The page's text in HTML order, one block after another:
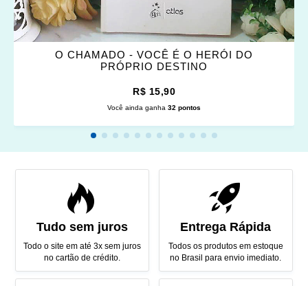
O CHAMADO - VOCÊ É O HERÓI DO
PRÓPRIO DESTINO
R$ 15,90
Você ainda ganha 32 pontos
Tudo sem juros
Todo o site em até 3x sem juros
no cartão de crédito.
Entrega Rápida
Todos os produtos em estoque
no Brasil para envio imediato.